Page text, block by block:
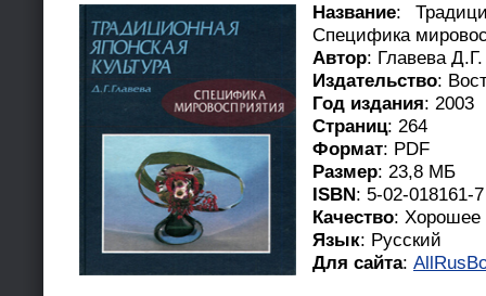
Название:
Специфика
Автор: Главева Д.Г.
Издательство:
Год издания: 2003
Страниц: 264
Формат: PDF
Размер: 23,8 МБ
ISBN: 5-02-018161-7
Качество: Хорошее
Язык: Русский
Для сайта: